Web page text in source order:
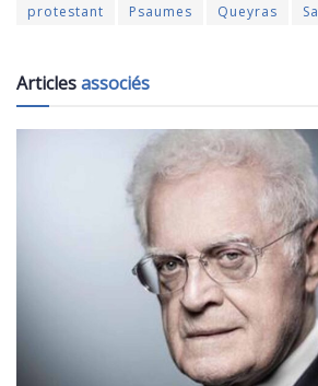
protestant
Psaumes Queyras
Articlesassociés